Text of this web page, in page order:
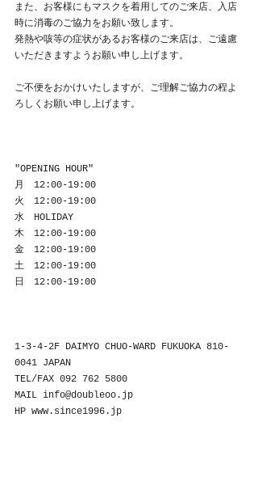
また、お客様にもマスクを着用してのご来店、入店
時に消毒のご協力をお願い致します。
発熱や咳等の症状があるお客様のご来店は、ご遠慮
いただきますようお願い申し上げます。
ご不便をおかけいたしますが、ご理解ご協力の程よ
ろしくお願い申し上げます。
"OPENING HOUR"
月　12:00-19:00
火　12:00-19:00
水　HOLIDAY
木　12:00-19:00
金　12:00-19:00
土　12:00-19:00
日　12:00-19:00
1-3-4-2F DAIMYO CHUO-WARD FUKUOKA 810-
0041 JAPAN
TEL/FAX 092 762 5800
MAIL info@doubleoo.jp
HP www.since1996.jp